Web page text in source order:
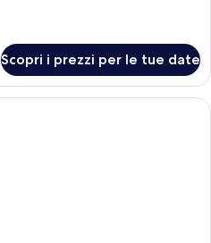
Scopri i prezzi per le tue date
Una camera d'albergo moderna con